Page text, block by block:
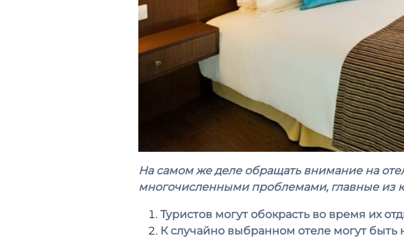
На самом же деле обращать внимание на
многочисленными проблемами, главные из
Туристов могут обокрасть во время их
К случайно выбранном отеле могут быть